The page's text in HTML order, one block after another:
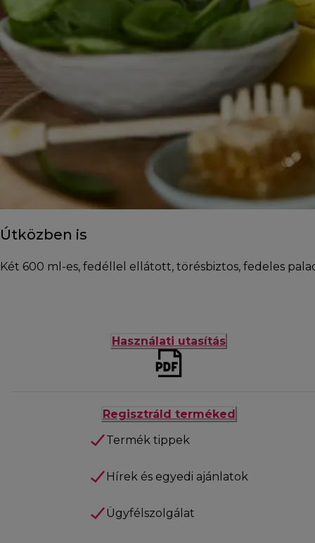
Útközben is
Két 600 ml-es, fedéllel ellátott, törésbiztos, fedeles
Használati utasítás
Regisztráld terméked
Termék tippek
Hírek és egyedi ajánlatok
Ügyfélszolgálat